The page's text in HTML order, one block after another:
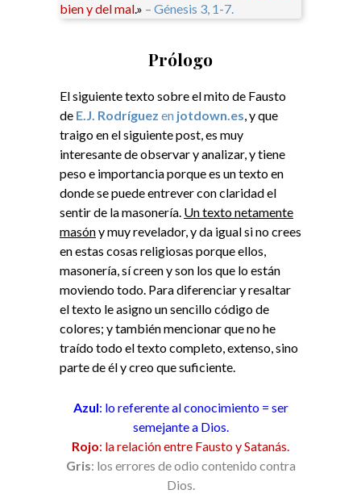
bien y del mal.» – Génesis 3, 1-7.
Prólogo
El siguiente texto sobre el mito de Fausto
de E.J. Rodríguez en jotdown.es, y que
traigo en el siguiente post, es muy
interesante de observar y analizar, y tiene
peso e importancia porque es un texto en
donde se puede entrever con claridad el
sentir de la masonería. Un texto netamente
masóny muy revelador, y da igual si no crees
en estas cosas religiosas porque ellos,
masonería, sí creen y son los que lo están
moviendo todo. Para diferenciar y resaltar
el texto le asigno un sencillo código de
colores; y también mencionar que no he
traído todo el texto completo, extenso, sino
parte de él y creo que suficiente.
Azul: lo referente al conocimiento = ser
semejante a Dios.
Rojo: la relación entre Fausto y Satanás.
Gris: los errores de odio contenido contra
Dios.